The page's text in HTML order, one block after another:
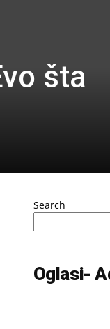
šta
Search
Oglasi-